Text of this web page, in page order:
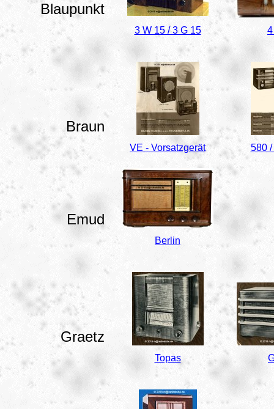
Blaupunkt
3 W 15 / 3 G 15
Braun
VE - Vorsatzgerät 580
Emud
Berlin
Graetz
Topas